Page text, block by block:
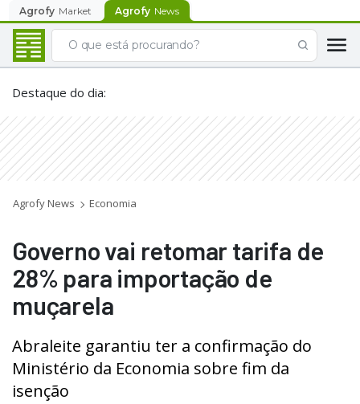
Agrofy Market Agrofy News
Destaque do dia:
Agrofy News Economia
Governo vai retomar tarifa de
28% para importação de
muçarela
Abraleite garantiu ter a confirmação do
Ministério da Economia sobre fim da
isenção